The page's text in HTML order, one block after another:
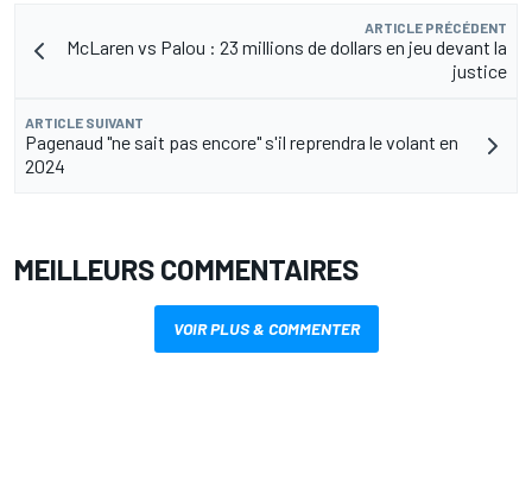
ARTICLE PRÉCÉDENT
McLaren vs Palou : 23 millions de dollars en jeu devant la
justice
ARTICLE SUIVANT
Pagenaud "ne sait pas encore" s'il reprendra le volant en
2024
MEILLEURS COMMENTAIRES
VOIR PLUS & COMMENTER